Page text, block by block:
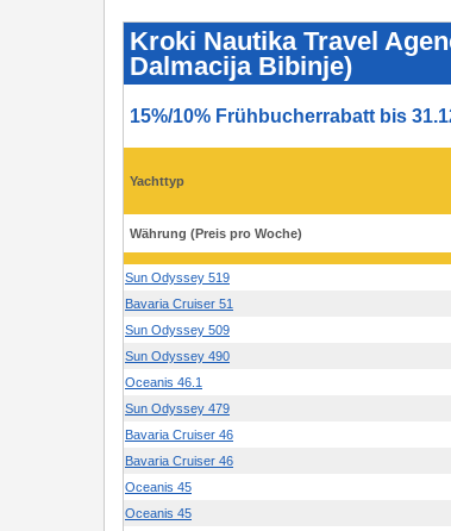
Nautika
Travel
Agency
d.o.o.
-
und
Preise
Sukosan
(Marina
Kroki Nautika Travel
Dalmacija Bibinje)
15%/10% Frühbucherrabatt bis
Yachttyp
Währung (Preis pro Woche)
Sun Odyssey 519
Bavaria Cruiser 51
Sun Odyssey 509
Sun Odyssey 490
Oceanis 46.1
Sun Odyssey 479
Bavaria Cruiser 46
Bavaria Cruiser 46
Oceanis 45
Oceanis 45